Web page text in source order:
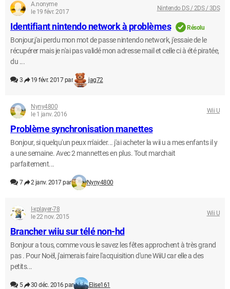
A.nonyme
le 19 févr. 2017
Nintendo DS / 2DS / 3DS
Identifiant nintendo network à problèmes Résolu
Bonjour,j'ai perdu mon mot de passe nintendo network, j'essaie de le
récupérer mais je n'ai pas validé mon adresse mail et celle ci à été piratée,
du ...
3 19 févr. 2017 par jag72
Nyny4800
le 1 janv. 2016
Wii U
Problème synchronisation manettes
Bonjour, si quelqu'un peux m'aider... j'ai acheter la wii u a mes enfants il y
a une semaine. Avec 2 mannettes en plus. Tout marchait
parfaitement...
7 2 janv. 2017 par Nyny4800
I-xplayer-78
le 22 nov. 2015
Wii U
Brancher wiiu sur télé non-hd
Bonjour a tous, comme vous le savez les fêtes approchent à très grand
pas . Pour Noël, j'aimerais faire l'acquisition d'une WiiU car elle a des
petits...
5 30 déc. 2016 par Elise161